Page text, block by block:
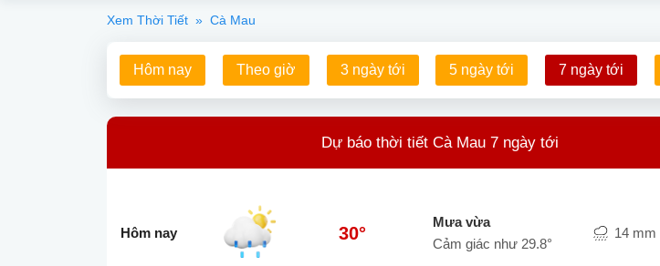
Xem Thời Tiết » Cà Mau
Hôm nay Theo giờ 3 ngày tới 5 ngày tới 7 ngày tới
Dự báo thời tiết Cà Mau 7 ngày tới
Hôm nay 30°
mưa vừa
Cảm giác như 29.8°
14 mm